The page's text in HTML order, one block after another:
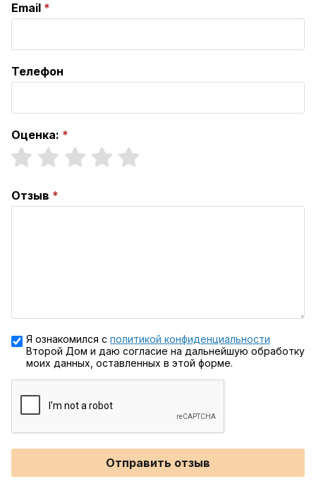
Email
Телефон
Оценка:
Отзыв
Я ознакомился с политикой конфиденциальности
Второй Дом и даю согласие на дальнейшую обработку
моих данных, оставленных в этой форме.
Отправить отзыв